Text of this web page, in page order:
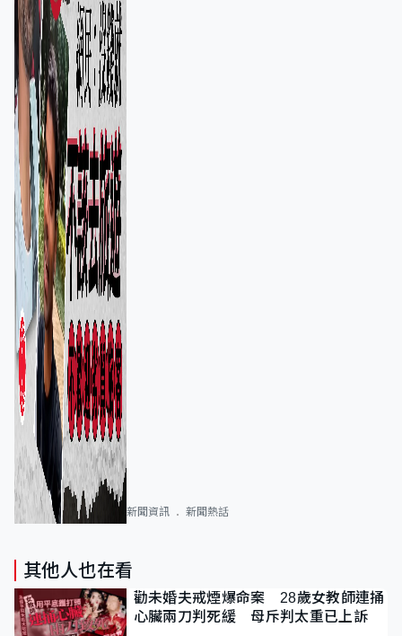
新聞資訊 新聞熱話
其他人也在看
勸未婚夫戒煙爆命案 28歲女教師連捅
心臟兩刀判死緩 母斥判太重已上訴